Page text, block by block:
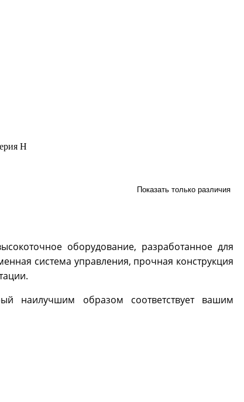
H
Показать только различия
оборудование, разработанное для
система управления, прочная конструкция
наилучшим образом соответствует вашим